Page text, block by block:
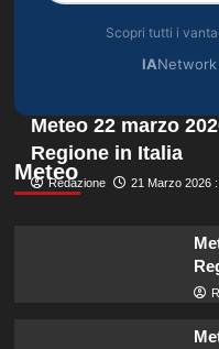
Scopri tutti i
IANetwork
Meteo
Meteo 22 marzo
Regione in Italia
Redazione 21 Marzo 2026